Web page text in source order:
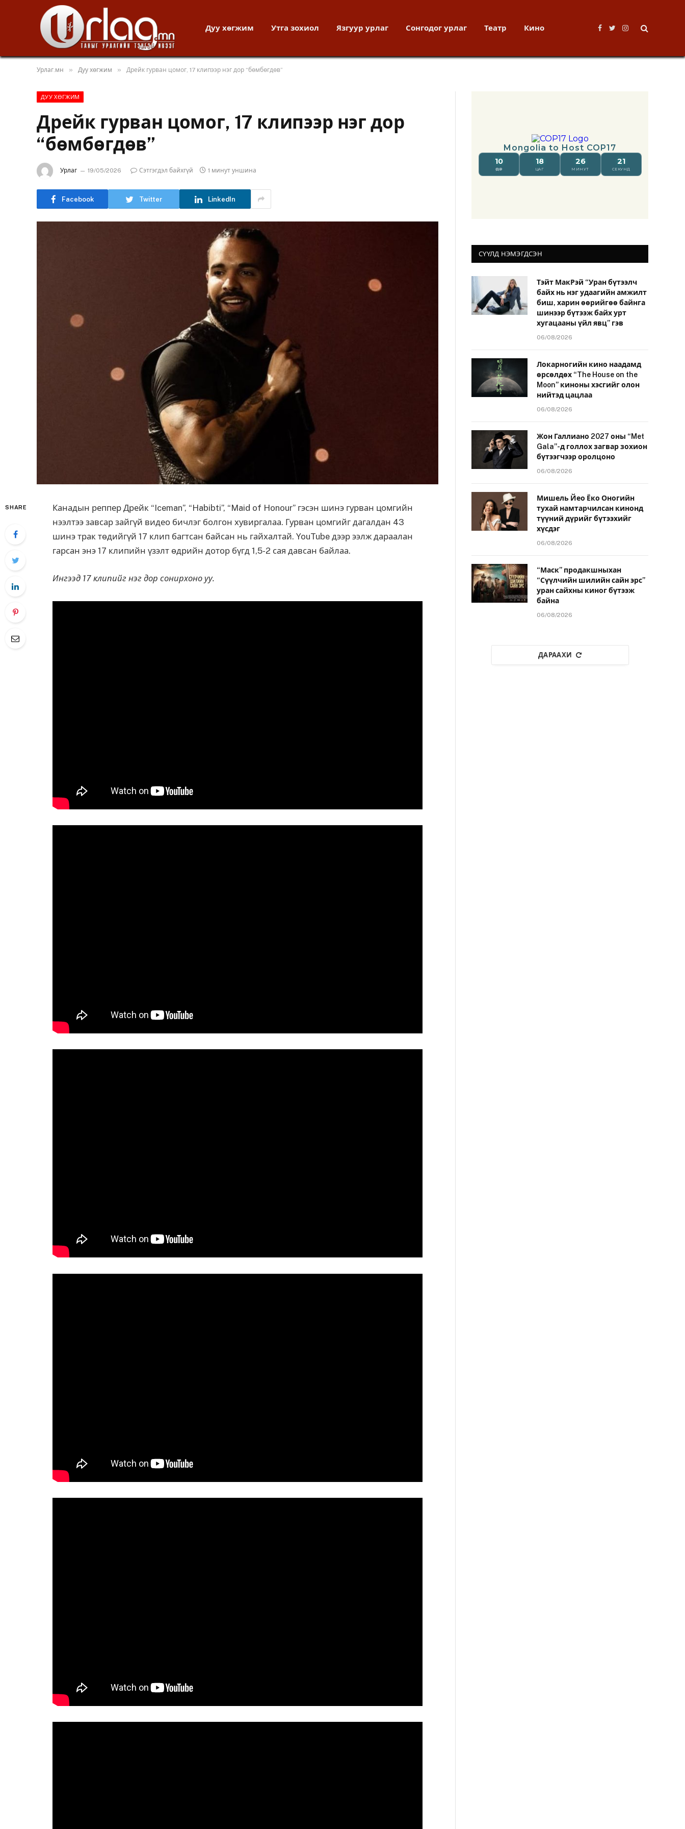
Дуу хөгжим Утга зохиол Язгуур урлаг Сонгодог урлаг Театр Кино
Facebook
TwitterInstagram
Урлаг.мн » Дуу хөгжим » Дрейк гурван цомог, 17 клипээр нэг дор “бөмбөгдөв”
ДУУ ХӨГЖИМ
Дрейк гурван цомог, 17 клипээр нэг дор
“бөмбөгдөв”
Урлаг 19/05/2026 Сэтгэгдэл байхгүй 1 минут уншина
Facebook Twitter LinkedIn
SHARE
Канадын реппер Дрейк “Iceman”, “Habibti”, “Maid of Honour” гэсэн шинэ гурван цомгийн
нээлтээ завсар зайгүй видео бичлэг болгон хувиргалаа. Гурван цомгийг дагалдан 43
шинэ трак төдийгүй 17 клип багтсан байсан нь гайхалтай. YouTube дээр ээлж дараалан
гарсан энэ 17 клипийн үзэлт өдрийн дотор бүгд 1,5-2 сая давсан байлаа.
Ингээд 17 клипийг нэг дор сонирхоно уу.
СҮҮЛД НЭМЭГДСЭН
Тэйт МакРэй “Уран бүтээлч
байх нь нэг удаагийн амжилт
биш, харин өөрийгөө байнга
шинээр бүтээж байх урт
хугацааны үйл явц” гэв
06/08/2026
Локарногийн кино наадамд
өрсөлдөх “The House on the
Moon” киноны хэсгийг олон
нийтэд цацлаа
06/08/2026
Жон Галлиано 2027 оны “Met
Gala”-д голлох загвар зохион
бүтээгчээр оролцоно
06/08/2026
Мишель Йео Ёко Оногийн
тухай намтарчилсан кинонд
түүний дүрийг бүтээхийг
хүсдэг
06/08/2026
“Маск” продакшныхан
“Сүүлчийн шилийн сайн эрс”
уран сайхны киног бүтээж
байна
06/08/2026
ДАРААХИ